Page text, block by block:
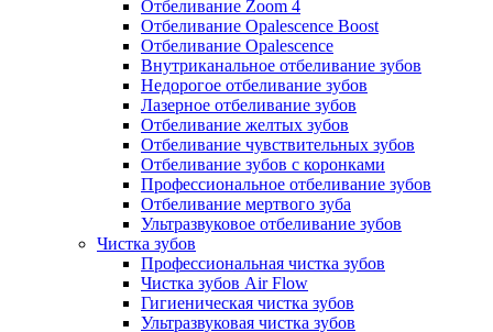
Отбеливание Zoom 4
Отбеливание Opalescence Boost
Отбеливание Opalescence
Внутриканальное отбеливание зубов
Недорогое отбеливание зубов
Лазерное отбеливание зубов
Отбеливание желтых зубов
Отбеливание чувствительных зубов
Отбеливание зубов с коронками
Профессиональное отбеливание зубов
Отбеливание мертвого зуба
Ультразвуковое отбеливание зубов
Чистка зубов
Профессиональная чистка зубов
Чистка зубов Air Flow
Гигиеническая чистка зубов
Ультразвуковая чистка зубов